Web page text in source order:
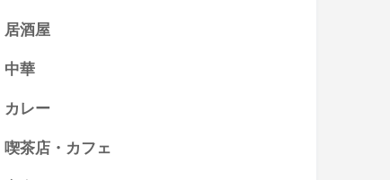
居酒屋
中華
カレー
喫茶店・カフェ